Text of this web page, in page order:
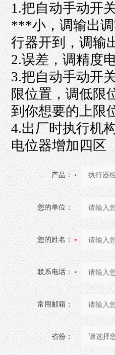
1.把自动手动开
***小，调输出调
行器开到，调输
2.误差，调精度
3.把自动手动开
限位置，调低限
到你想要的上限
4.出厂时执行机
电位器增加四区
产品：
您的单位：
您的姓名：
联系电话：
常用邮箱：
省份：